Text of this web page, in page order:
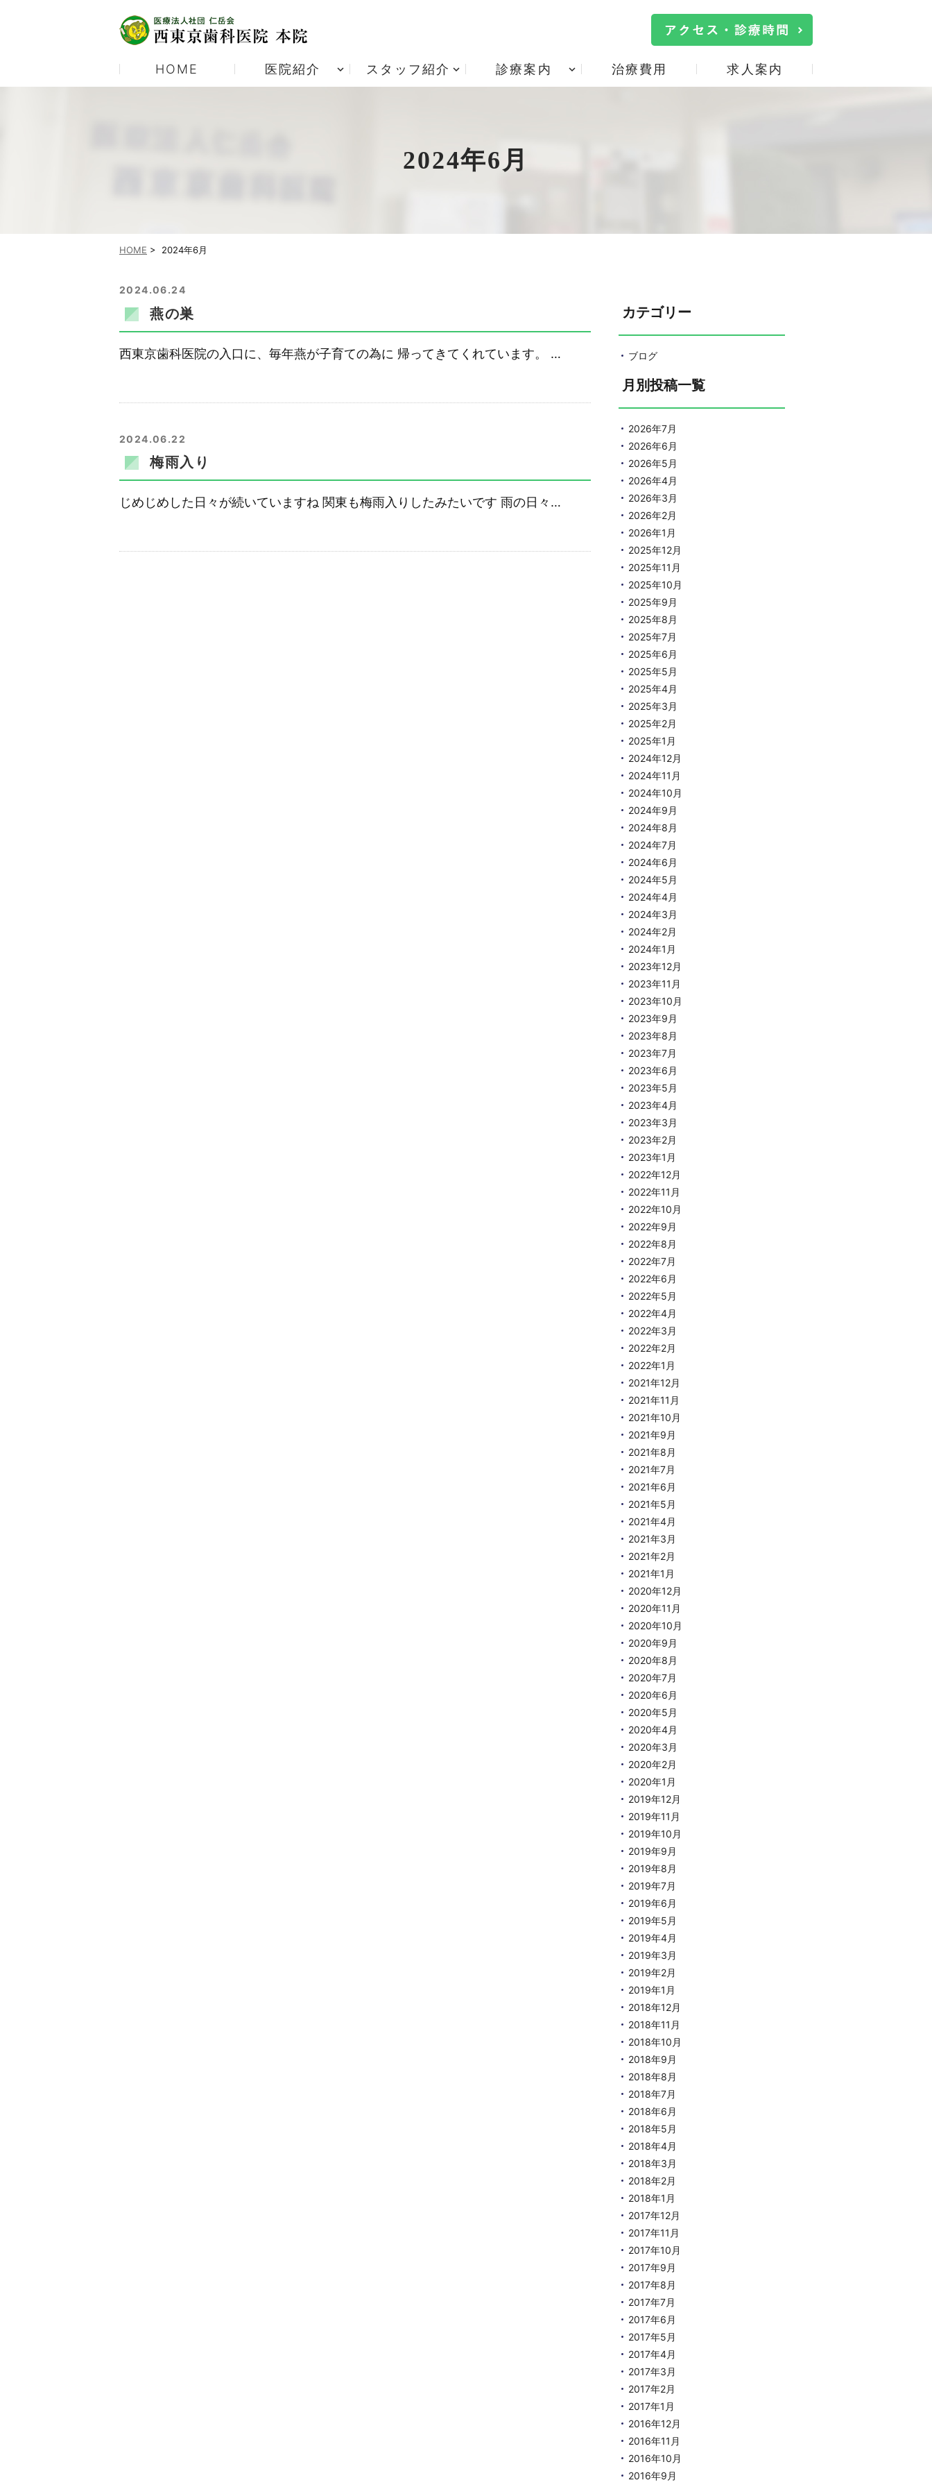
HOME 医院紹介
居宅療養管理指導 重要事
スタッフ紹介 診療案内
インプラント治療
治療費用 求人案内
2024年6月
HOME > 2024年6月
2024.06.24
燕の巣
西東京歯科医院の入口に、毎年燕が子育ての為に 帰ってきてくれています。 …
2024.06.22
梅雨入り
じめじめした日々が続いていますね 関東も梅雨入りしたみたいです 雨の日々…
カテゴリー
ブログ
月別投稿一覧
2026年7月
2026年6月
2026年5月
2026年4月
2026年3月
2026年2月
2026年1月
2025年12月
2025年11月
2025年10月
2025年9月
2025年8月
2025年7月
2025年6月
2025年5月
2025年4月
2025年3月
2025年2月
2025年1月
2024年12月
2024年11月
2024年10月
2024年9月
2024年8月
2024年7月
2024年6月
2024年5月
2024年4月
2024年3月
2024年2月
2024年1月
2023年12月
2023年11月
2023年10月
2023年9月
2023年8月
2023年7月
2023年6月
2023年5月
2023年4月
2023年3月
2023年2月
2023年1月
2022年12月
2022年11月
2022年10月
2022年9月
2022年8月
2022年7月
2022年6月
2022年5月
2022年4月
2022年3月
2022年2月
2022年1月
2021年12月
2021年11月
2021年10月
2021年9月
2021年8月
2021年7月
2021年6月
2021年5月
2021年4月
2021年3月
2021年2月
2021年1月
2020年12月
2020年11月
2020年10月
2020年9月
2020年8月
2020年7月
2020年6月
2020年5月
2020年4月
2020年3月
2020年2月
2020年1月
2019年12月
2019年11月
2019年10月
2019年9月
2019年8月
2019年7月
2019年6月
2019年5月
2019年4月
2019年3月
2019年2月
2019年1月
2018年12月
2018年11月
2018年10月
2018年9月
2018年8月
2018年7月
2018年6月
2018年5月
2018年4月
2018年3月
2018年2月
2018年1月
2017年12月
2017年11月
2017年10月
2017年9月
2017年8月
2017年7月
2017年6月
2017年5月
2017年4月
2017年3月
2017年2月
2017年1月
2016年12月
2016年11月
2016年10月
2016年9月